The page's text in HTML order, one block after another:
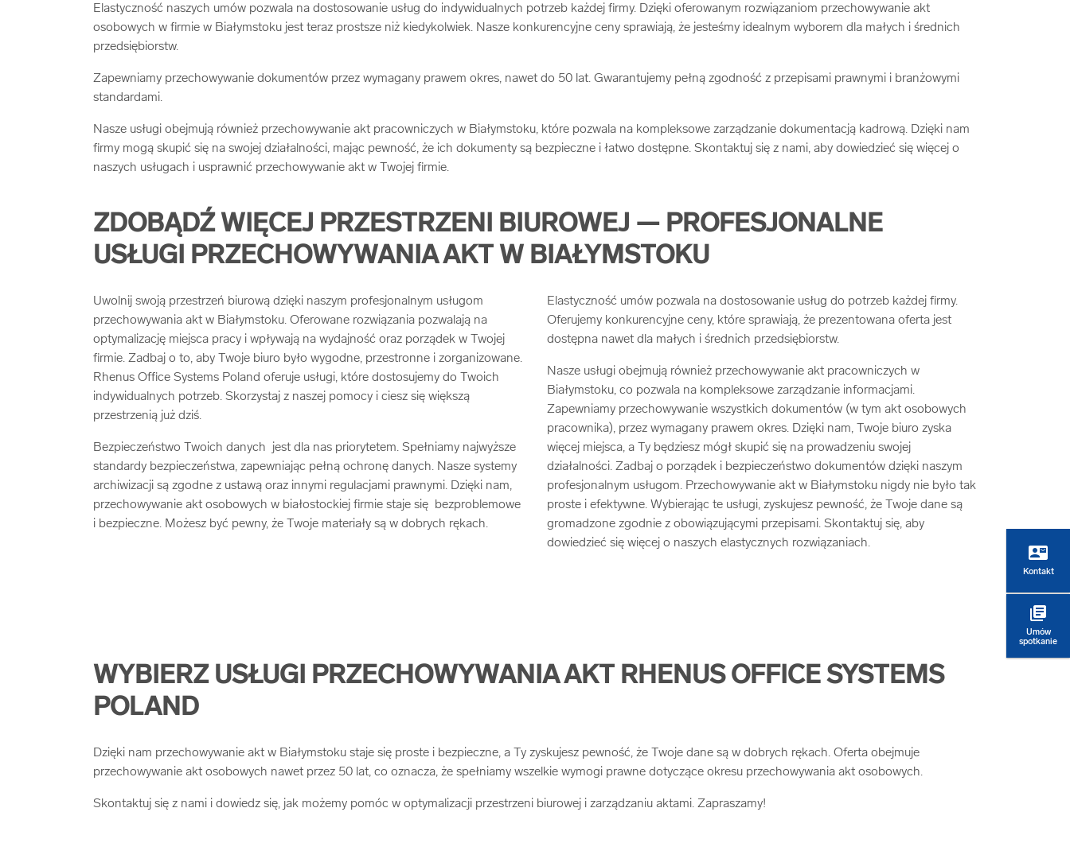
contact_mail
Kontakt
library_books
Umów
spotkanie
Elastyczność naszych umów pozwala na dostosowanie usług do indywidualnych potrzeb każdej firmy. Dzięki oferowanym rozwiązaniom przechowywanie akt
osobowych w firmie w Białymstoku jest teraz prostsze niż kiedykolwiek. Nasze konkurencyjne ceny sprawiają, że jesteśmy idealnym wyborem dla małych i średnich
przedsiębiorstw.
Zapewniamy przechowywanie dokumentów przez wymagany prawem okres, nawet do 50 lat. Gwarantujemy pełną zgodność z przepisami prawnymi i branżowymi
standardami.
Nasze usługi obejmują również przechowywanie akt pracowniczych w Białymstoku, które pozwala na kompleksowe zarządzanie dokumentacją kadrową. Dzięki nam
firmy mogą skupić się na swojej działalności, mając pewność, że ich dokumenty są bezpieczne i łatwo dostępne. Skontaktuj się z nami, aby dowiedzieć się więcej o
naszych usługach i usprawnić przechowywanie akt w Twojej firmie.
ZDOBĄDŹ WIĘCEJ PRZESTRZENI BIUROWEJ — PROFESJONALNE
USŁUGI PRZECHOWYWANIA AKT W BIAŁYMSTOKU
Uwolnij swoją przestrzeń biurową dzięki naszym profesjonalnym usługom
przechowywania akt w Białymstoku. Oferowane rozwiązania pozwalają na
optymalizację miejsca pracy i wpływają na wydajność oraz porządek w Twojej
firmie. Zadbaj o to, aby Twoje biuro było wygodne, przestronne i zorganizowane.
Rhenus Office Systems Poland oferuje usługi, które dostosujemy do Twoich
indywidualnych potrzeb. Skorzystaj z naszej pomocy i ciesz się większą
przestrzenią już dziś.
Bezpieczeństwo Twoich danych jest dla nas priorytetem. Spełniamy najwyższe
standardy bezpieczeństwa, zapewniając pełną ochronę danych. Nasze systemy
archiwizacji są zgodne z ustawą oraz innymi regulacjami prawnymi. Dzięki nam,
przechowywanie akt osobowych w białostockiej firmie staje się bezproblemowe
i bezpieczne. Możesz być pewny, że Twoje materiały są w dobrych rękach.
Elastyczność umów pozwala na dostosowanie usług do potrzeb każdej firmy.
Oferujemy konkurencyjne ceny, które sprawiają, że prezentowana oferta jest
dostępna nawet dla małych i średnich przedsiębiorstw.
Nasze usługi obejmują również przechowywanie akt pracowniczych w
Białymstoku, co pozwala na kompleksowe zarządzanie informacjami.
Zapewniamy przechowywanie wszystkich dokumentów (w tym akt osobowych
pracownika), przez wymagany prawem okres. Dzięki nam, Twoje biuro zyska
więcej miejsca, a Ty będziesz mógł skupić się na prowadzeniu swojej
działalności. Zadbaj o porządek i bezpieczeństwo dokumentów dzięki naszym
profesjonalnym usługom. Przechowywanie akt w Białymstoku nigdy nie było tak
proste i efektywne. Wybierając te usługi, zyskujesz pewność, że Twoje dane są
gromadzone zgodnie z obowiązującymi przepisami. Skontaktuj się, aby
dowiedzieć się więcej o naszych elastycznych rozwiązaniach.
WYBIERZ USŁUGI PRZECHOWYWANIA AKT RHENUS OFFICE SYSTEMS
POLAND
Dzięki nam przechowywanie akt w Białymstoku staje się proste i bezpieczne, a Ty zyskujesz pewność, że Twoje dane są w dobrych rękach. Oferta obejmuje
przechowywanie akt osobowych nawet przez 50 lat, co oznacza, że spełniamy wszelkie wymogi prawne dotyczące okresu przechowywania akt osobowych.
Skontaktuj się z nami i dowiedz się, jak możemy pomóc w optymalizacji przestrzeni biurowej i zarządzaniu aktami. Zapraszamy!